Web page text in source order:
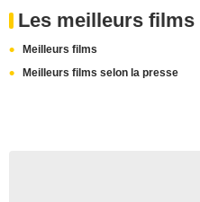
Les meilleurs
Meilleurs films
Meilleurs films selon la presse